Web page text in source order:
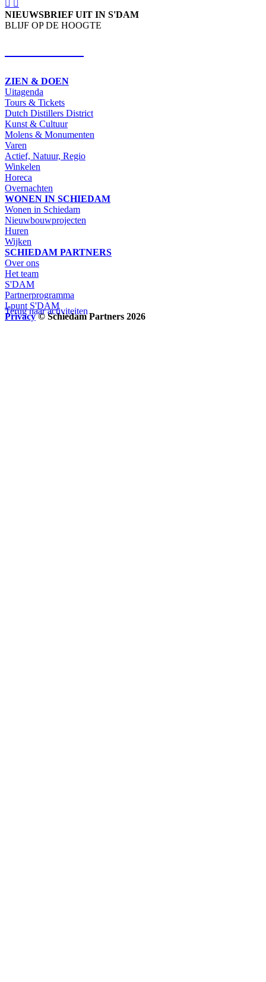
Terug naar activiteiten
NIEUWSBRIEF UIT IN S'DAM
BLIJF OP DE HOOGTE
ZIEN & DOEN
Uitagenda
Tours & Tickets
Dutch Distillers District
Kunst & Cultuur
Molens & Monumenten
Varen
Actief, Natuur, Regio
Winkelen
Horeca
Overnachten
WONEN IN SCHIEDAM
Wonen in Schiedam
Nieuwbouwprojecten
Huren
Wijken
SCHIEDAM PARTNERS
Over ons
Het team
S'DAM
Partnerprogramma
I-punt S'DAM
Privacy © Schiedam Partners 2026